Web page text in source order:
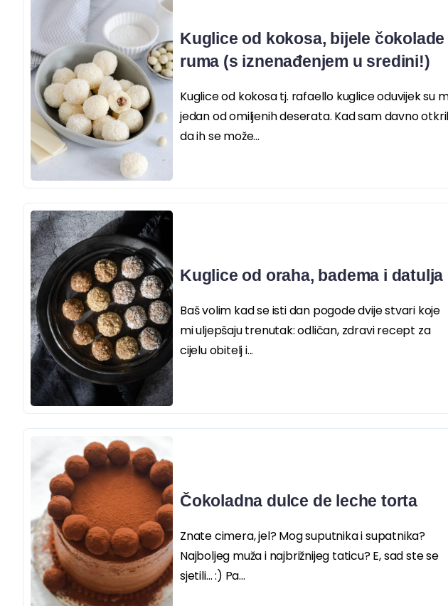
Kuglice od kokosa, bijele čokolade
ruma (s iznenađenjem u sredini!)
Kuglice od kokosa tj. rafaello kuglice oduvijek su
jedan od omiljenih deserata. Kad sam davno
da ih se može...
Kuglice od oraha, badema i datulja
Baš volim kad se isti dan pogode dvije stvari koje
mi uljepšaju trenutak: odličan, zdravi recept za
cijelu obitelj i...
Čokoladna dulce de leche torta
Znate cimera, jel? Mog suputnika i supatnika?
Najboljeg muža i najbrižnijeg taticu? E, sad ste se
sjetili… :) Pa...